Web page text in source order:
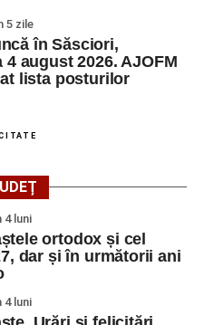
5 zile
în Săsciori,
august 2026. AJOFM
lista posturilor
4 luni
ortodox și cel
dar și în următorii ani
4 luni